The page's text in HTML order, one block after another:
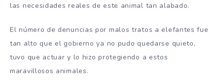
las necesidades reales de este animal tan alabado.
El número de denuncias por malos tratos a elefantes fue
tan alto que el gobierno ya no pudo quedarse quieto,
tuvo que actuar y lo hizo protegiendo a estos
maravillosos animales.